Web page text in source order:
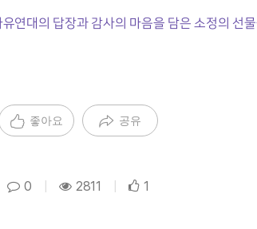
연대의 답장과 감사의 마음을 담은 소정의 선
좋아요 공유
0 2811 1